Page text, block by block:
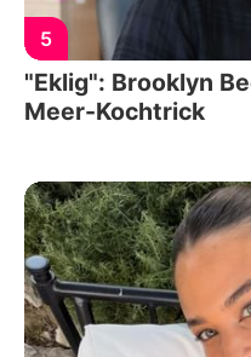
5
"Eklig": Brooklyn
Meer-Kochtrick